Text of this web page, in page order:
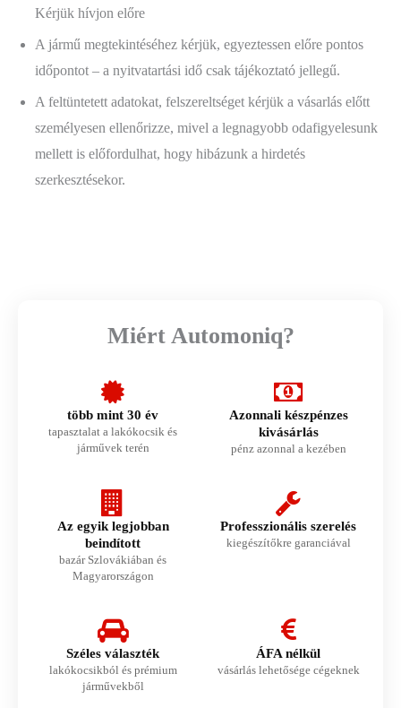
Kérjük hívjon előre
A jármű megtekintéséhez kérjük, egyeztessen előre pontos
időpontot – a nyitvatartási idő csak tájékoztató jellegű.
A feltüntetett adatokat, felszereltséget kérjük a vásarlás előtt
személyesen ellenőrizze, mivel a legnagyobb odafigyelesunk
mellett is előfordulhat, hogy hibázunk a hirdetés
szerkesztésekor.
Miért Automoniq?
több mint 30 év
tapasztalat a lakókocsik és
járművek terén
Azonnali készpénzes
kivásárlás
pénz azonnal a kezében
Az egyik legjobban
beindított
bazár Szlovákiában és
Magyarországon
Professzionális szerelés
kiegészítőkre garanciával
Széles választék
lakókocsikból és prémium
járművekből
ÁFA nélkül
vásárlás lehetősége cégeknek